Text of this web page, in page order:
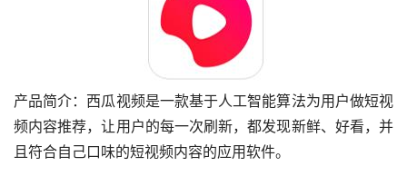
产品简介：西瓜视频是一款基于人工智能算法为用户做短视
频内容推荐，让用户的每一次刷新，都发现新鲜、好看，并
且符合自己口味的短视频内容的应用软件。